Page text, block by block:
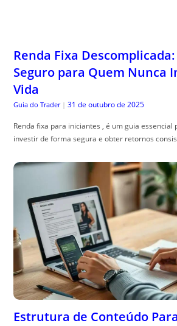
Renda Fixa
Seguro para Quem Nunca
Vida
Guia do Trader | 31 de outubro de 2025
Renda fixa para iniciantes , é um guia
investir de forma segura e obter retornos
Estrutura de Conteúdo